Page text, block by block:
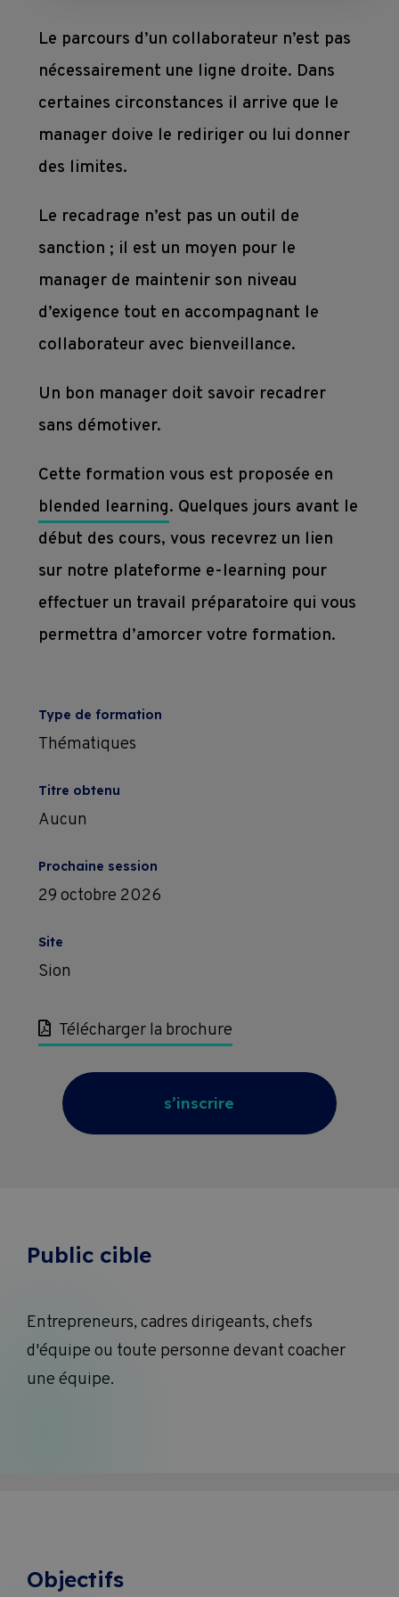
formations
Ateliers
en
entreprise
membre
Devenir
formateur
Où
nous
trouver
Subventions
Conditions
contractuelles
formation
Contact
Le parcours d’un collaborateur n’est pas
nécessairement une ligne droite. Dans
certaines circonstances il arrive que le
manager doive le rediriger ou lui donner
des limites.
Le recadrage n’est pas un outil de
sanction ; il est un moyen pour le
manager de maintenir son niveau
d’exigence tout en accompagnant le
collaborateur avec bienveillance.
Un bon manager doit savoir recadrer
sans démotiver.
Cette formation vous est proposée en
blended learning. Quelques jours avant le
début des cours, vous recevrez un lien
sur notre plateforme e-learning pour
effectuer un travail préparatoire qui vous
permettra d’amorcer votre formation.
Type de formation
Thématiques
Titre obtenu
Aucun
Prochaine session
29 octobre 2026
Site
Sion
Télécharger la brochure
s’inscrire
Public cible
Entrepreneurs, cadres dirigeants, chefs
d'équipe ou toute personne devant coacher
une équipe.
Objectifs